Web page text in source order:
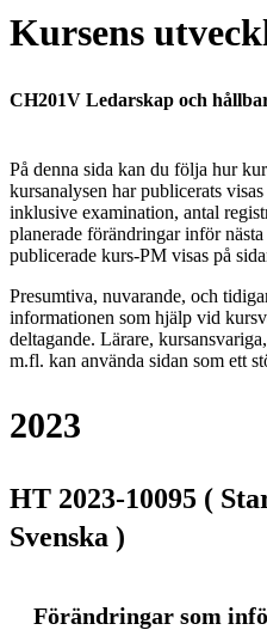
Kursens
CH201V Ledarskap och
På denna sida kan du följa hur
kursanalysen har publicerats
inklusive examination, antal
planerade förändringar inför
publicerade kurs-PM visas på
Presumtiva, nuvarande, och
informationen som hjälp vid
deltagande. Lärare,
m.fl. kan använda sidan som ett
2023
HT 2023-10095 (
Svenska )
Förändringar som